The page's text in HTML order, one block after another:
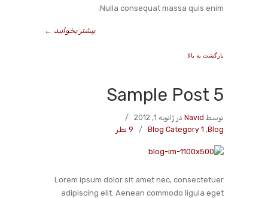
Nulla consequat massa quis enim.
بیشتر بخوانید ←
بازگشت به بالا
Sample Post 5
توسط Navid در ژانویه 1, 2012
/
Blog
,
Blog Category 1
/ 9 نظر
Lorem ipsum dolor sit amet nec, consectetuer
adipiscing elit. Aenean commodo ligula eget